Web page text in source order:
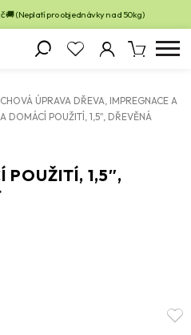
🚚 (Neplatí pro objednávky nad 50kg)
ÚPRAVA DŘEVA, IMPREGNACE A
DOMÁCÍ POUŽITÍ, 1,5″, DŘEVĚNÁ
POUŽITÍ, 1,5″,